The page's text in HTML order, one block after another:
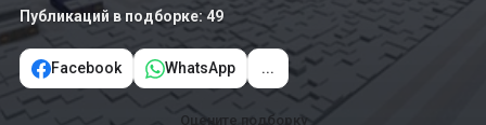
Публикаций в подборке: 49
Facebook WhatsApp ...
Оцените подборку